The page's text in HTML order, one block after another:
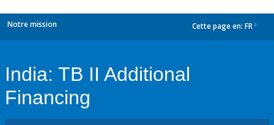
Notre mission Cette page en: FR
India: TB II Additional
Financing